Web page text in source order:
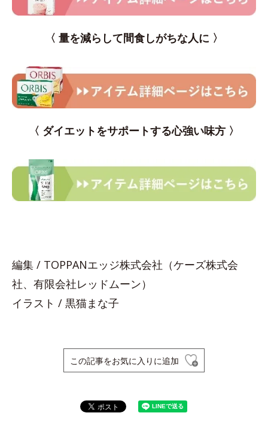
〈 量を減らして間食しがちな人に 〉
〈 ダイエットをサポートする心強い味方 〉
編集 / TOPPANエッジ株式会社（ケーズ株式会
社、有限会社レッドムーン）
イラスト / 黒猫まな子
この記事をお気に入りに追加